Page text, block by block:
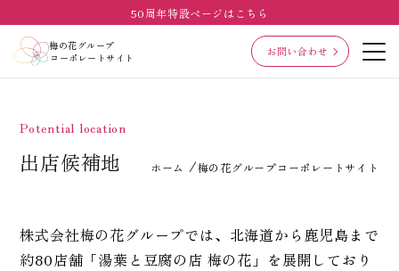
50周年特設ページはこちら
梅の花グループ
コーポレートサイト
お問い合わせ
Potential location
出店候補地 ホーム 梅の花グループコーポレートサイト
株式会社梅の花グループでは、北海道から鹿児島まで
約80店舗「湯葉と豆腐の店 梅の花」を展開しており